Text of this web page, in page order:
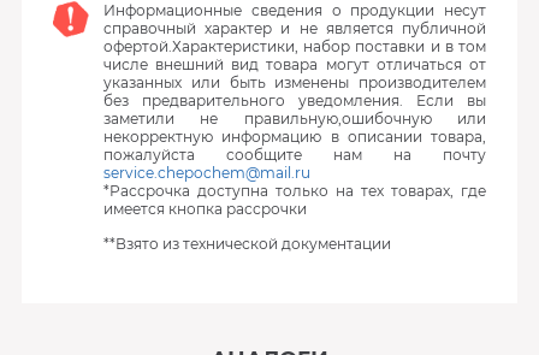
Информационные сведения о продукции несут
справочный характер и не является публичной
офертой.Характеристики, набор поставки и в том
числе внешний вид товара могут отличаться от
указанных или быть изменены производителем
без предварительного уведомления. Если вы
заметили не правильную,ошибочную или
некорректную информацию в описании товара,
пожалуйста сообщите нам на почту
service.chepochem@mail.ru
*Рассрочка доступна только на тех товарах, где
имеется кнопка рассрочки
**Взято из технической документации